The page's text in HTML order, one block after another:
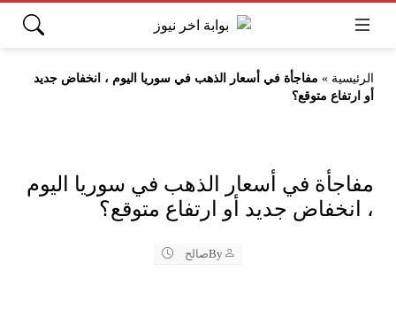
الرئيسية » مفاجأة في أسعار الذهب في سوريا اليوم ، انخفاض جديد
أو ارتفاع متوقع؟
مفاجأة في أسعار الذهب في سوريا اليوم
، انخفاض جديد أو ارتفاع متوقع؟
Byصالح